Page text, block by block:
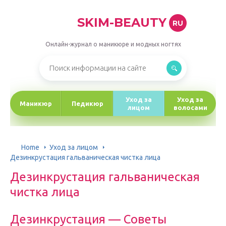
SKIM-BEAUTY RU
Онлайн-журнал о маникюре и модных ногтях
Маникюр Педикюр
Уход за
лицом
Уход за
волосами
Home
Уход за лицом
Дезинкрустация гальваническая чистка лица
Дезинкрустация гальваническая
чистка лица
Дезинкрустация — Советы